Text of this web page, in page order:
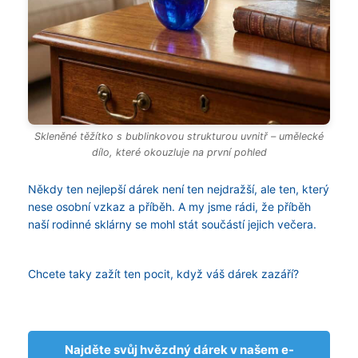
Skleněné těžítko s bublinkovou strukturou uvnitř – umělecké
dílo, které okouzluje na první pohled
Někdy ten nejlepší dárek není ten nejdražší, ale ten, který
nese osobní vzkaz a příběh. A my jsme rádi, že příběh
naší rodinné sklárny se mohl stát součástí jejich večera.
Chcete taky zažít ten pocit, když váš dárek zazáří?
Najděte svůj hvězdný dárek v našem e-